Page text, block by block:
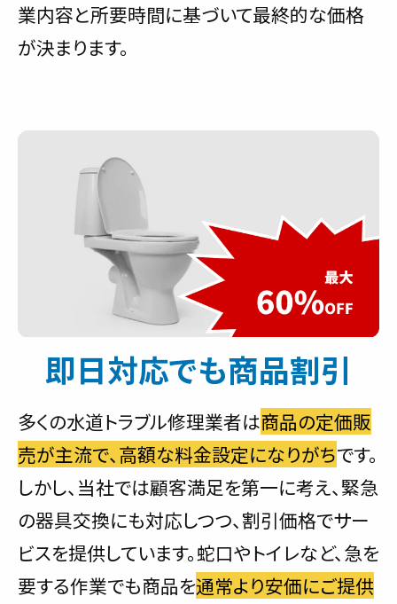
業内容と所要時間に基づいて最終的な価格
が決まります。
即日対応でも商品割引
多くの水道トラブル修理業者は商品の定価販
売が主流で、高額な料金設定になりがちです。
しかし、当社では顧客満足を第一に考え、緊急
の器具交換にも対応しつつ、割引価格でサー
ビスを提供しています。蛇口やトイレなど、急を
要する作業でも商品を通常より安価にご提供